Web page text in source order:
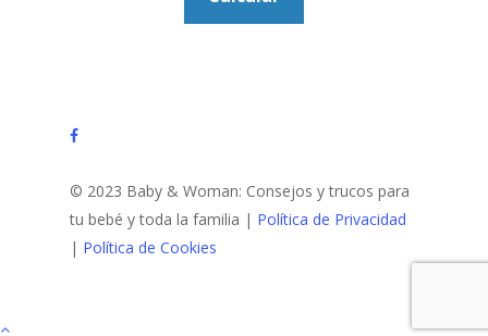
facebook
© 2023 Baby & Woman: Consejos y trucos para
tu bebé y toda la familia | Política de Privacidad
| Política de Cookies